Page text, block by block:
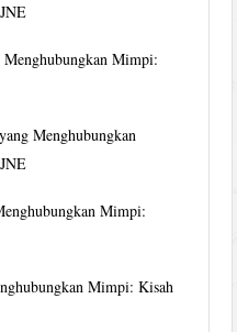
Mimpi:
Menghubungkan
Mimpi:
Mimpi: Kisah